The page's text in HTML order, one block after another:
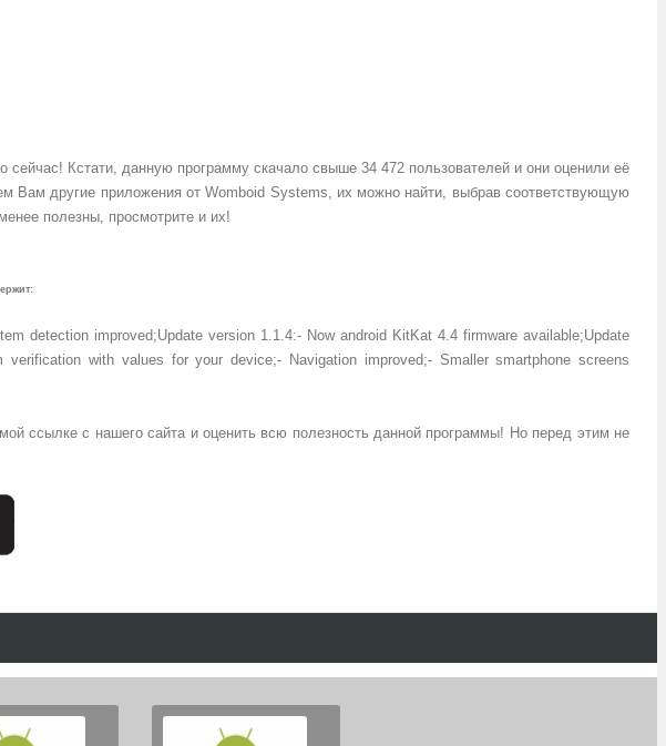
Кстати, данную программу скачало свыше 34 472 пользователей и они оценили её
Вам другие приложения от Womboid Systems, их можно найти, выбрав соответствующую
полезны, просмотрите и их!
detection improved;Update version 1.1.4:- Now android KitKat 4.4 firmware available;Update
verification with values for your device;- Navigation improved;- Smaller smartphone screens
ссылке с нашего сайта и оценить всю полезность данной программы! Но перед этим не